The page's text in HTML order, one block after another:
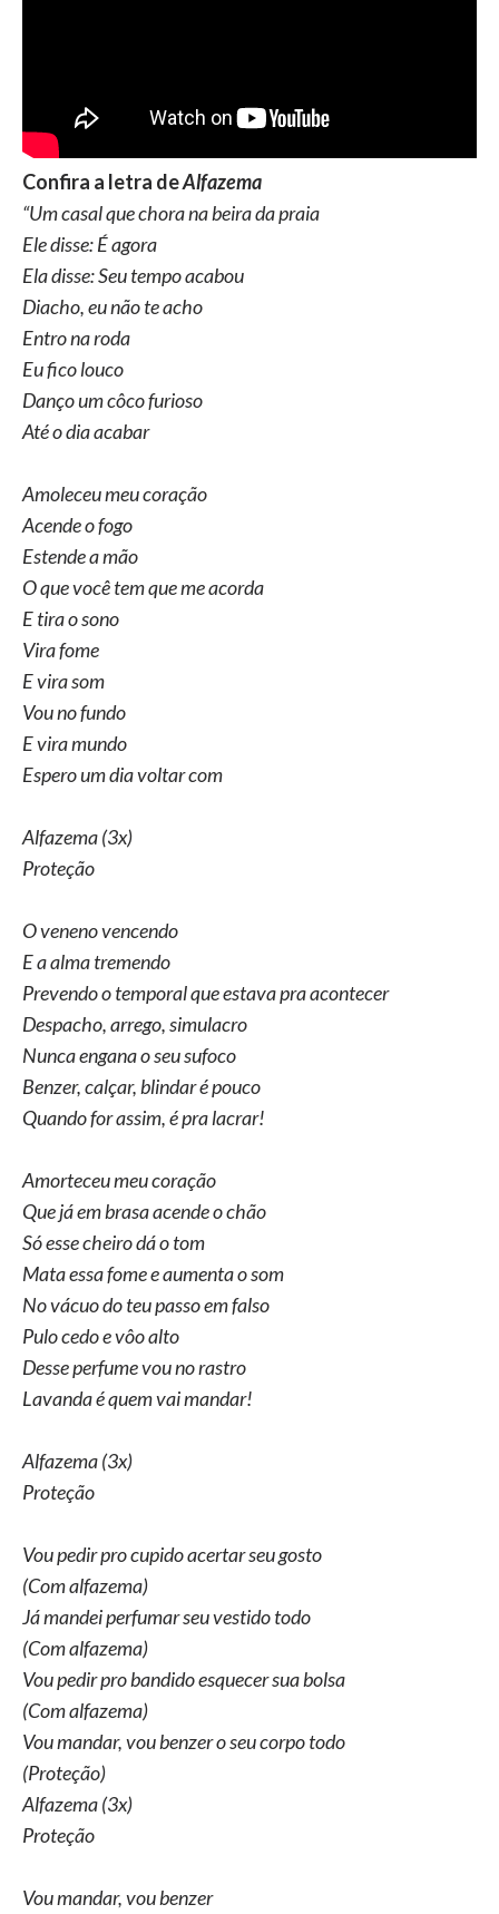
Confira a letra deAlfazema
“Um casal que chora na beira da praia
Ele disse: É agora
Ela disse: Seu tempo acabou
Diacho, eu não te acho
Entro na roda
Eu fico louco
Danço um côco furioso
Até o dia acabar
Amoleceu meu coração
Acende o fogo
Estende a mão
O que você tem que me acorda
E tira o sono
Vira fome
E vira som
Vou no fundo
E vira mundo
Espero um dia voltar com
Alfazema (3x)
Proteção
O veneno vencendo
E a alma tremendo
Prevendo o temporal que estava pra acontecer
Despacho, arrego, simulacro
Nunca engana o seu sufoco
Benzer, calçar, blindar é pouco
Quando for assim, é pra lacrar!
Amorteceu meu coração
Que já em brasa acende o chão
Só esse cheiro dá o tom
Mata essa fome e aumenta o som
No vácuo do teu passo em falso
Pulo cedo e vôo alto
Desse perfume vou no rastro
Lavanda é quem vai mandar!
Alfazema (3x)
Proteção
Vou pedir pro cupido acertar seu gosto
(Com alfazema)
Já mandei perfumar seu vestido todo
(Com alfazema)
Vou pedir pro bandido esquecer sua bolsa
(Com alfazema)
Vou mandar, vou benzer o seu corpo todo
(Proteção)
Alfazema (3x)
Proteção
Vou mandar, vou benzer